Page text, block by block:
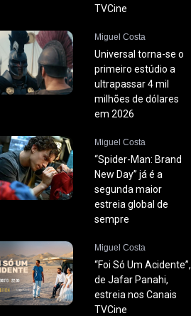
TVCine
Miguel Costa
Universal torna-se o
primeiro estúdio a
ultrapassar 4 mil
milhões de dólares
em 2026
Miguel Costa
“Spider-Man: Brand
New Day” já é a
segunda maior
estreia global de
sempre
Miguel Costa
“Foi Só Um Acidente”,
de Jafar Panahi,
estreia nos Canais
TVCine